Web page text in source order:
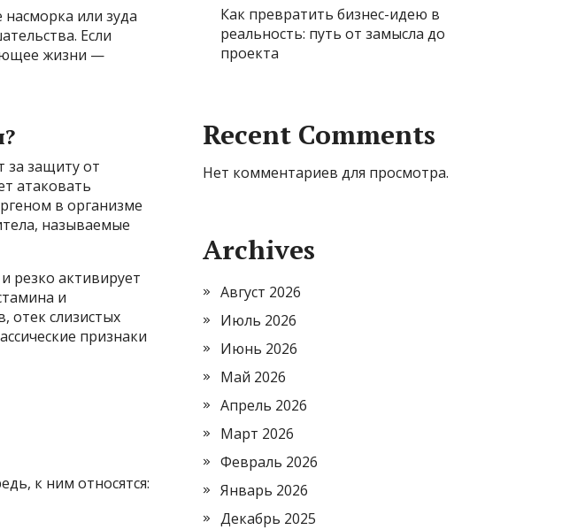
или зуда
Если
жизни —
за защиту от
атаковать
в организме
называемые
резко активирует
и
отек слизистых
признаки
к ним относятся:
Как превратить бизнес-идею в
реальность: путь от замысла до
проекта
Recent Comments
Нет комментариев для просмотра.
Archives
Август 2026
Июль 2026
Июнь 2026
Май 2026
Апрель 2026
Март 2026
Февраль 2026
Январь 2026
Декабрь 2025